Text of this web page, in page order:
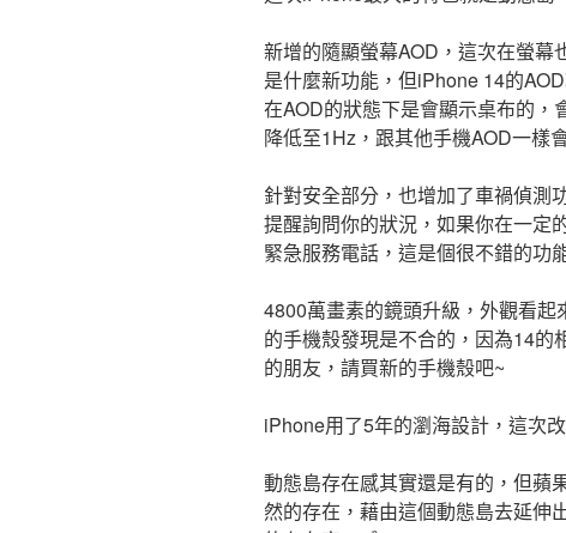
新增的隨顯螢幕AOD，這次在螢幕
是什麼新功能，但iPhone 14的
在AOD的狀態下是會顯示桌布的
降低至1Hz，跟其他手機AOD一樣
針對安全部分，也增加了車禍偵測
提醒詢問你的狀況，如果你在一定
緊急服務電話，這是個很不錯的功
4800萬畫素的鏡頭升級，外觀看
的手機殼發現是不合的，因為14
的朋友，請買新的手機殼吧~
iPhone用了5年的瀏海設計，這次
動態島存在感其實還是有的，但蘋
然的存在，藉由這個動態島去延伸